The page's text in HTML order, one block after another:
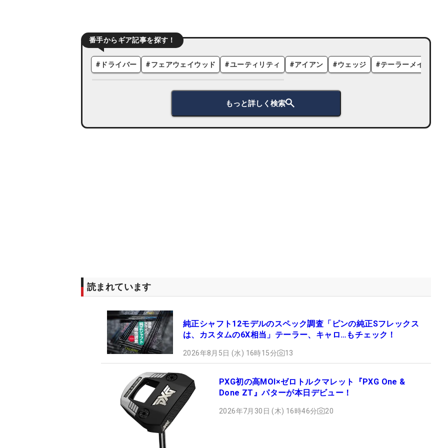
番手からギア記事を探す！
# ドライバー #フェアウェイウッド #ユーティリティ #アイアン #ウェッジ #テーラーメイド
もっと詳しく検索
読まれています
純正シャフト12モデルのスペック調査「ピンの純正Sフレックス
は、カスタムの6X相当」テーラー、キャロ…もチェック！
2026年8月5日 (水) 16時15分 13
PXG初の高MOI×ゼロトルクマレット『PXG One &
Done ZT』パターが本日デビュー！
2026年7月30日 (木) 16時46分 20